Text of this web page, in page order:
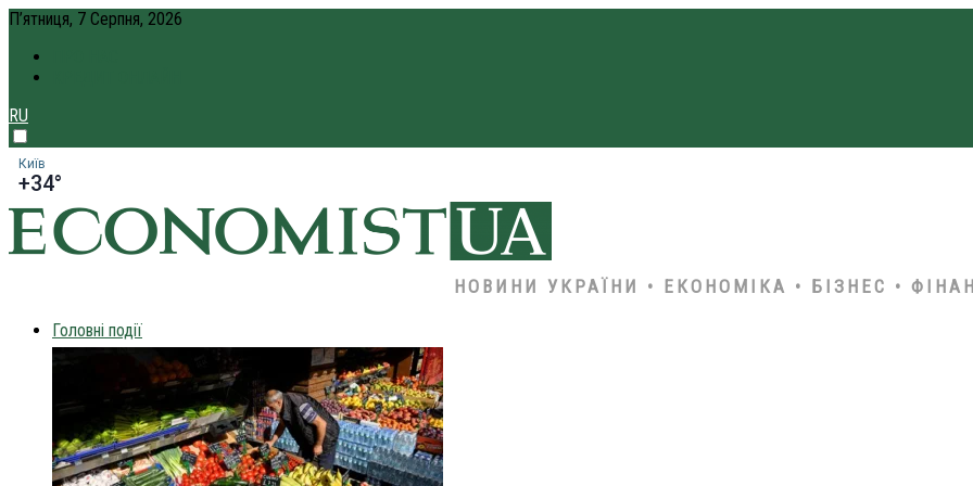
П’ятниця, 7 Серпня, 2026
RU
Київ
+34°
НОВИНИ УКРАЇНИ • ЕКОНОМІКА • БІЗНЕС •
Головні події